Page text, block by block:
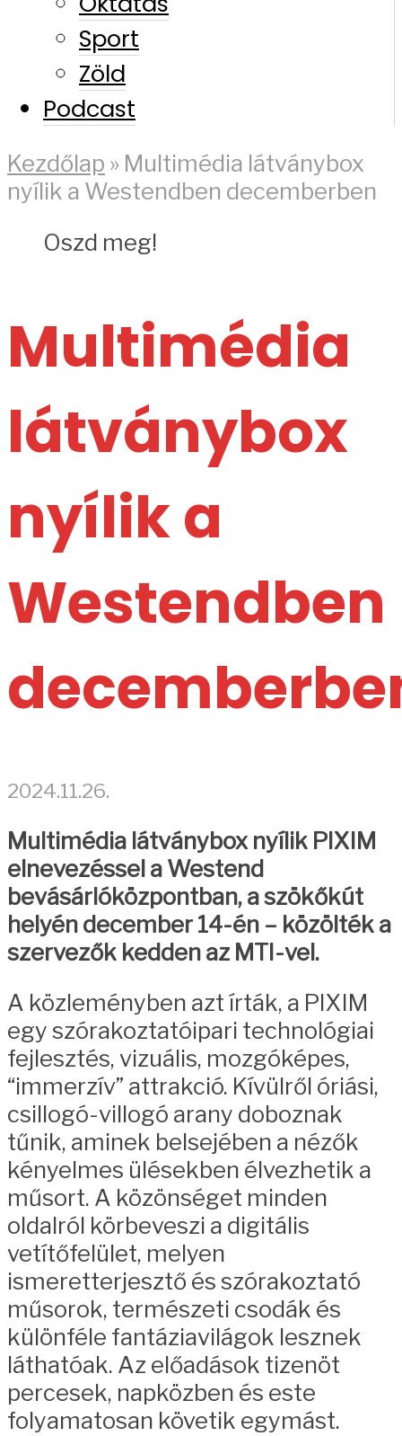
Sport
Zöld
Podcast
Kezdőlap » Multimédia látványbox
nyílik a Westendben decemberben
Oszd meg!
Multimédia
látványbox
nyílik a
Westendben
2024.11.26.
Multimédia látványbox nyílik PIXIM
elnevezéssel a Westend
bevásárlóközpontban, a szökőkút
helyén december 14-én – közölték a
szervezők kedden az MTI-vel.
A közleményben azt írták, a PIXIM
egy szórakoztatóipari technológiai
fejlesztés, vizuális, mozgóképes,
“immerzív” attrakció. Kívülről óriási,
csillogó-villogó arany doboznak
tűnik, aminek belsejében a nézők
kényelmes ülésekben élvezhetik a
műsort. A közönséget minden
oldalról körbeveszi a digitális
vetítőfelület, melyen
ismeretterjesztő és szórakoztató
műsorok, természeti csodák és
különféle fantáziavilágok lesznek
láthatóak. Az előadások tizenöt
percesek, napközben és este
folyamatosan követik egymást.